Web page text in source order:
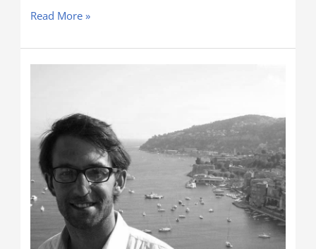
Read More »
Pirro
da
direita